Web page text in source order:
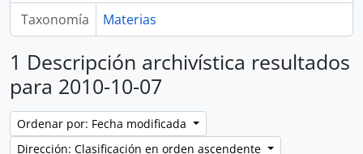
Taxonomía Materias
1 Descripción archivística resultados
para 2010-10-07
Ordenar por: Fecha modificada
Dirección: Clasificación en orden ascendente